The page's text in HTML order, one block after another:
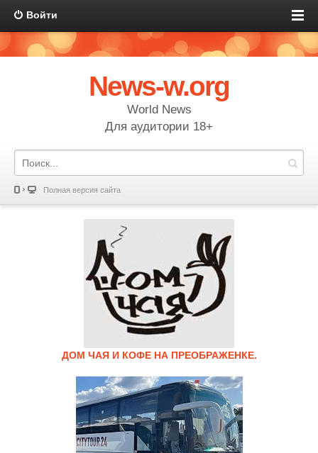
Войти
News-w.org
World News
Для аудитории 18+
Полная версия сайта
ДОМ ЧАЯ И КОФЕ НА ПРЕОБРАЖЕНКЕ.